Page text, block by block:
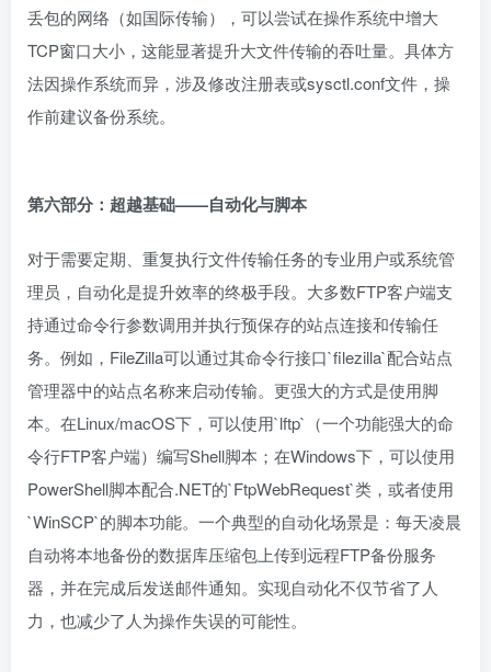
丢包的网络（如国际传输），可以尝试在操作系统中增大
TCP窗口大小，这能显著提升大文件传输的吞吐量。具体方
法因操作系统而异，涉及修改注册表或sysctl.conf文件，操
作前建议备份系统。
第六部分：超越基础——自动化与脚本
对于需要定期、重复执行文件传输任务的专业用户或系统管
理员，自动化是提升效率的终极手段。大多数FTP客户端支
持通过命令行参数调用并执行预保存的站点连接和传输任
务。例如，FileZilla可以通过其命令行接口`filezilla`配合站点
管理器中的站点名称来启动传输。更强大的方式是使用脚
本。在Linux/macOS下，可以使用`lftp`（一个功能强大的命
令行FTP客户端）编写Shell脚本；在Windows下，可以使用
PowerShell脚本配合.NET的`FtpWebRequest`类，或者使用
`WinSCP`的脚本功能。一个典型的自动化场景是：每天凌晨
自动将本地备份的数据库压缩包上传到远程FTP备份服务
器，并在完成后发送邮件通知。实现自动化不仅节省了人
力，也减少了人为操作失误的可能性。